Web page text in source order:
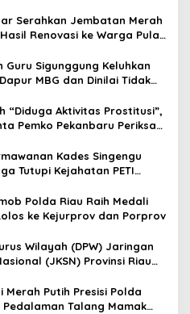
Serahkan Jembatan Merah
Renovasi ke Warga Pulau
Sigunggung Keluhkan
MBG dan Dinilai Tidak
“Diduga Aktivitas Prostitusi”,
Pemko Pekanbaru Periksa
Datuk
Kades Singengu
Tutupi Kejahatan PETI
Polda Riau Raih Medali
ke Kejurprov dan Porprov
Wilayah (DPW) Jaringan
(JKSN) Provinsi Riau
Kesatuan Bangsa dan
Provinsi Riau
Merah Putih Presisi Polda
Pedalaman Talang Mamak